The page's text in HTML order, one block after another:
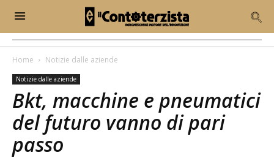
Home Notizie dalle aziende
Notizie dalle aziende
Bkt, macchine e pneumatici
del futuro vanno di pari
passo